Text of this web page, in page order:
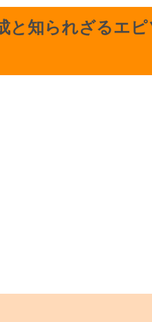
と知られざるエピ